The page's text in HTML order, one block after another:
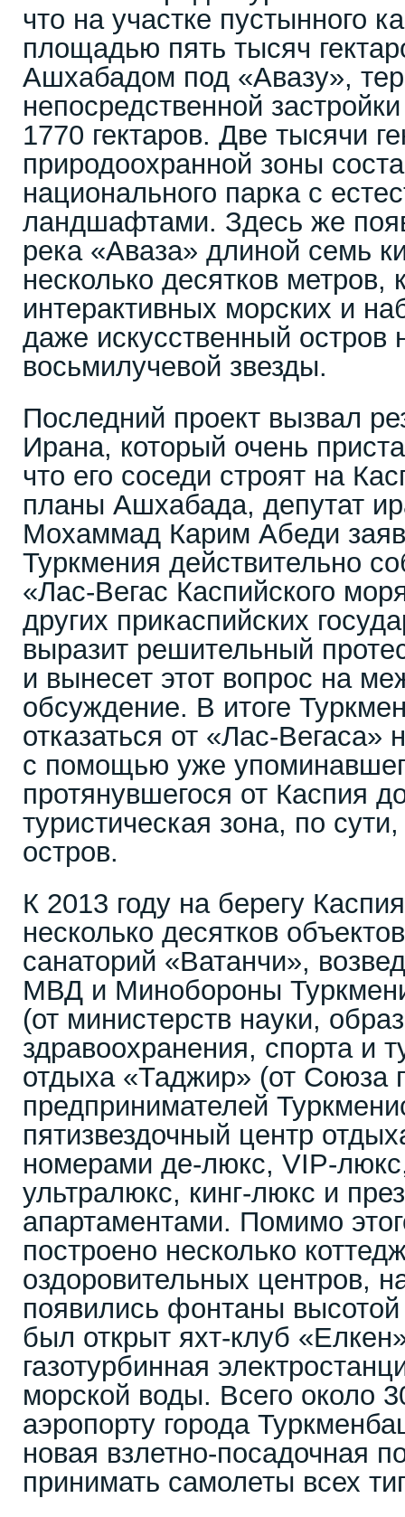
что на участке пустынного
площадью пять тысяч
Ашхабадом под «Авазу»,
непосредственной
1770 гектаров. Две тысячи
природоохранной зоны
национального парка с
ландшафтами. Здесь же
река «Аваза» длиной семь
несколько десятков метров,
интерактивных морских и
даже искусственный
восьмилучевой звезды.
Последний проект вызвал
Ирана, который очень
что его соседи строят на
планы Ашхабада, депутат
Мохаммад Карим Абеди
Туркмения действительно
«Лас-Вегас Каспийского
других прикаспийских
выразит решительный
и вынесет этот вопрос на
обсуждение. В итоге
отказаться от «Лас-Вегаса»
с помощью уже
протянувшегося от Каспия
туристическая зона, по
остров.
К 2013 году на берегу
несколько десятков
санаторий «Ватанчи»,
МВД и Минобороны
(от министерств науки,
здравоохранения, спорта и
отдыха «Таджир» (от Союза
предпринимателей
пятизвездочный центр
номерами де-люкс, VIP-
ультралюкс, кинг-люкс и
апартаментами. Помимо
построено несколько
оздоровительных центров,
появились фонтаны
был открыт яхт-клуб
газотурбинная
морской воды. Всего около
аэропорту города
новая взлетно-посадочная
принимать самолеты всех